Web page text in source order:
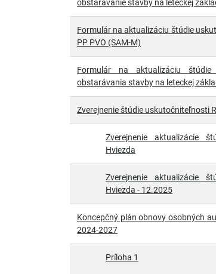
obstarávanie stavby na leteckej
Formulár na aktualizáciu štúdie
PP PVO (SAM-M)
Formulár na aktualizáciu štúdie
obstarávania stavby na leteckej
Zverejnenie štúdie uskutočniteľnosti
Zverejnenie aktualizácie
Hviezda
Zverejnenie aktualizácie
Hviezda - 12.2025
Koncepčný plán obnovy osobných
2024-2027
Príloha 1